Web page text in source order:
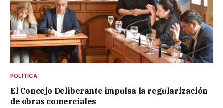
POLÍTICA
El Concejo Deliberante impulsa la regularización
de obras comerciales